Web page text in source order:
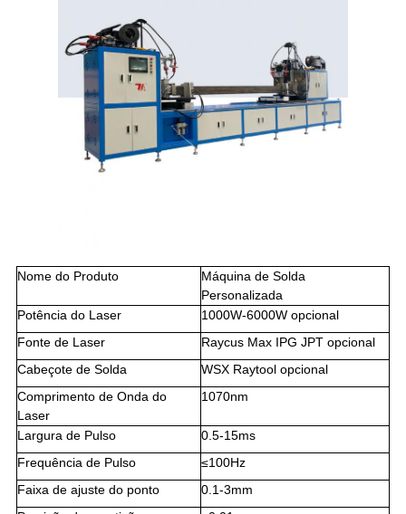
Nome do Produto
Máquina de Solda
Personalizada
Potência do Laser
1000W-6000W opcional
Fonte de Laser
Raycus Max IPG JPT opcional
Cabeçote de Solda
WSX Raytool opcional
Comprimento de Onda do
Laser
1070nm
Largura de Pulso
0.5-15ms
Frequência de Pulso
≤100Hz
Faixa de ajuste do ponto
0.1-3mm